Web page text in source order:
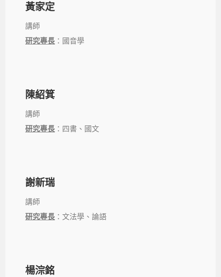
黃家定
講師
研究專長 ：國音學
陳紹箕
講師
研究專長 ：四書、國文
謝新瑞
講師
研究專長 ：文法學、論語
楊淙銘